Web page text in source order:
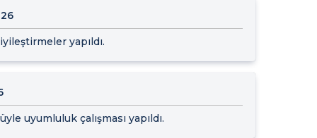
yapıldı.
uyumluluk çalışması yapıldı.